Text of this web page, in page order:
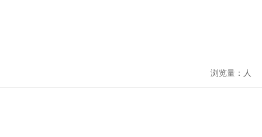
浏览量： 人